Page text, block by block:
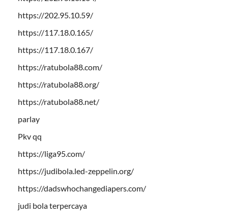
https://202.95.10.59/
https://117.18.0.165/
https://117.18.0.167/
https://ratubola88.com/
https://ratubola88.org/
https://ratubola88.net/
parlay
Pkv qq
https://liga95.com/
https://judibola.led-zeppelin.org/
https://dadswhochangediapers.com/
judi bola terpercaya